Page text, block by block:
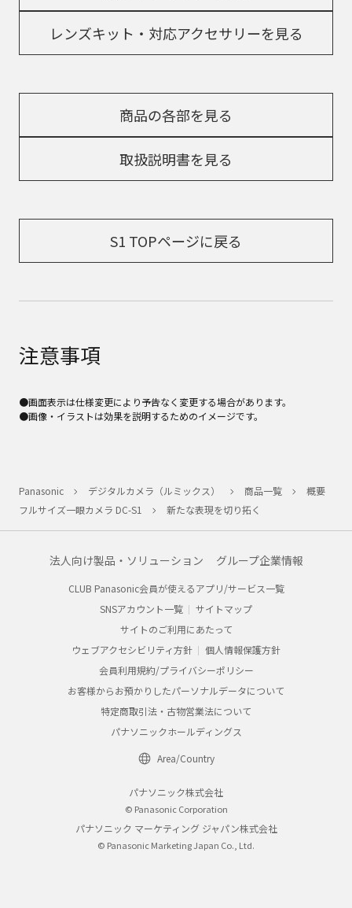
レンズキット・対応アクセサリーを見る
商品の各部を見る
取扱説明書を見る
S1 TOPページに戻る
注意事項
●画面表示は仕様変更により予告なく変更する場合があります。
●画像・イラストは効果を説明するためのイメージです。
Panasonic デジタルカメラ（ルミックス） 商品一覧
概要
フルサイズ一眼カメラ DC-S1
新たな表現を切り拓く
法人向け製品・ソリューション グループ企業情報
CLUB Panasonic会員が使えるアプリ/サービス一覧
SNSアカウント一覧
サイトマップ
サイトのご利用にあたって
ウェブアクセシビリティ方針
個人情報保護方針
会員利用規約/プライバシーポリシー
お客様からお預かりしたパーソナルデータについて
特定商取引法・古物営業法について
パナソニックホールディングス
Area/Country
パナソニック株式会社
© Panasonic Corporation
パナソニック マーケティング ジャパン株式会社
© Panasonic Marketing Japan Co., Ltd.